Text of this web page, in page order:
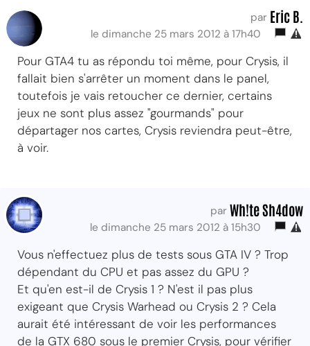
par Eric B.
le dimanche 25 mars 2012 à 17h40
Pour GTA4 tu as répondu toi même, pour Crysis, il
fallait bien s'arrêter un moment dans le panel,
toutefois je vais retoucher ce dernier, certains
jeux ne sont plus assez "gourmands" pour
départager nos cartes, Crysis reviendra peut-être,
à voir.
par Wh!te Sh4dow
le dimanche 25 mars 2012 à 15h30
Vous n'effectuez plus de tests sous GTA IV ? Trop
dépendant du CPU et pas assez du GPU ?
Et qu'en est-il de Crysis 1 ? N'est il pas plus
exigeant que Crysis Warhead ou Crysis 2 ? Cela
aurait été intéressant de voir les performances
de la GTX 680 sous le premier Crysis, pour vérifier